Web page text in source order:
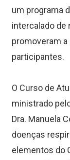
um programa
intercalado de
promoveram
participantes.
O Curso de
ministrado
Dra. Manuela
doenças
elementos do